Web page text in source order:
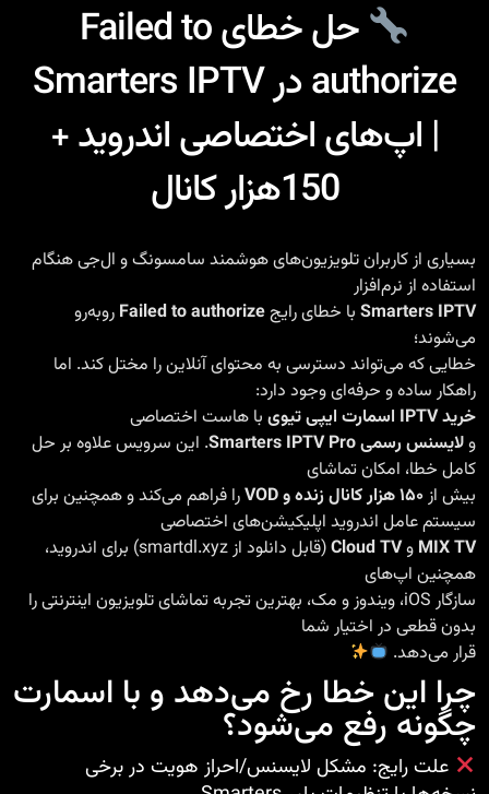
حل خطای Failed to
authorize در Smarters IPTV
| اپ‌های اختصاصی اندروید +
150هزار کانال
بسیاری از کاربران تلویزیون‌های هوشمند سامسونگ و ال‌جی هنگام
استفاده از نرم‌افزار
Smarters IPTV با خطای رایجFailed to authorize روبه‌رو
می‌شوند؛
خطایی که می‌تواند دسترسی به محتوای آنلاین را مختل کند. اما
راهکار ساده و حرفه‌ای وجود دارد:
خرید IPTV اسمارت ایپی تیوی
با هاست اختصاصی
ولایسنس رسمی Smarters IPTV Pro
. این سرویس علاوه بر حل
کامل خطا، امکان تماشای
بیش از۱۵۰ هزار کانال زنده و VOD
را فراهم می‌کند و همچنین برای
سیستم عامل اندروید اپلیکیشن‌های اختصاصی
MIX TV وCloud TV(قابل دانلود ازsmartdl.xyz) برای اندروید،
همچنین اپ‌های
سازگار iOS، ویندوز و مک، بهترین تجربه تماشای تلویزیون اینترنتی را
بدون قطعی در اختیار شما
قرار می‌دهد.
چرا این خطا رخ می‌دهد و با اسمارت
چگونه رفع می‌شود؟
علت رایج: مشکل لایسنس/احراز هویت در برخی